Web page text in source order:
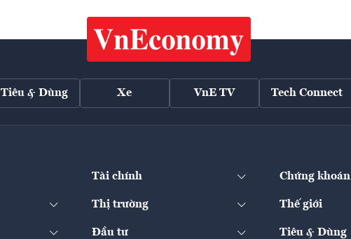
Tiêu & Dùng Xe VnE TV Tech Connect
Tài chính Chứng khoán
Thị trường Thế giới
Đầu tư Tiêu & Dùng